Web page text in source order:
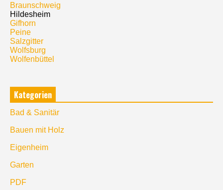
Braunschweig
Hildesheim
Gifhorn
Peine
Salzgitter
Wolfsburg
Wolfenbüttel
Kategorien
Bad & Sanitär
Bauen mit Holz
Eigenheim
Garten
PDF